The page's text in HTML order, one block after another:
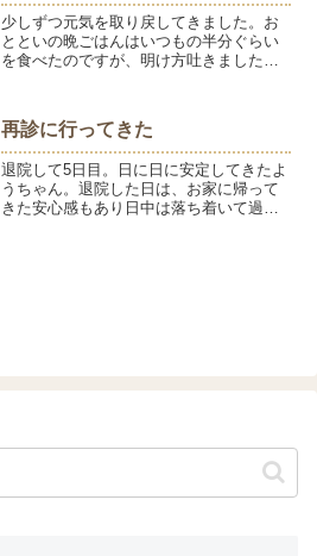
少しずつ元気を取り戻してきました。お
とといの晩ごはんはいつもの半分ぐらい
を食べたのですが、明け方吐きました。
と、朝ごはんを食べたそうにしているの
で半分あげると完食。普段...
再診に行ってきた
退院して5日目。日に日に安定してきたよ
うちゃん。退院した日は、お家に帰って
きた安心感もあり日中は落ち着いて過ご